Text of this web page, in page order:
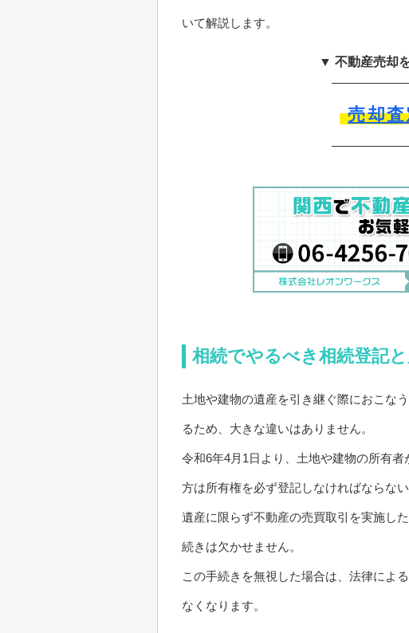
いて解説します。
▼ 不動産売却
売却
相続でやるべき相続登記
土地や建物の遺産を引き継ぐ際におこな
るため、大きな違いはありません。
令和6年4月1日より、土地や建物の所有
方は所有権を必ず登記しなければならな
遺産に限らず不動産の売買取引を実施し
続きは欠かせません。
この手続きを無視した場合は、法律によ
なくなります。